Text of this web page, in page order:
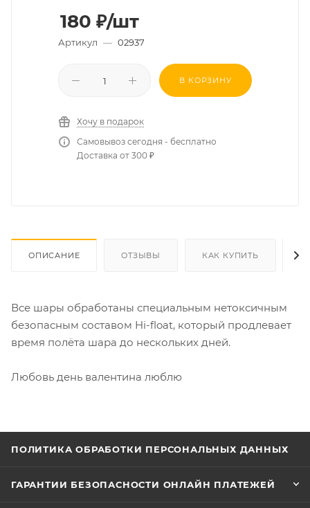
180 ₽/шт
Артикул — 02937
В КОРЗИНУ
Хочу в подарок
Самовывоз сегодня - бесплатно
Доставка от 300 ₽
ОПИСАНИЕ ОТЗЫВЫ КАК КУПИТЬ
Все шары обработаны специальным нетоксичным
безопасным составом Hi-float, который продлевает
время полёта шара до нескольких дней.
Любовь день валентина люблю
ПОЛИТИКА ОБРАБОТКИ ПЕРСОНАЛЬНЫХ ДАННЫХ
ГАРАНТИИ БЕЗОПАСНОСТИ ОНЛАЙН ПЛАТЕЖЕЙ